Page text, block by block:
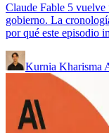
Claude Fable 5 vuelve
gobierno. La
por qué este episodio
Kurnia Kharisma